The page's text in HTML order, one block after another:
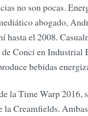
no son pocas.
abogado,
hasta el 2008.
de Conci en Industrial
bebidas
la Time Warp 2016,
la Creamfields.